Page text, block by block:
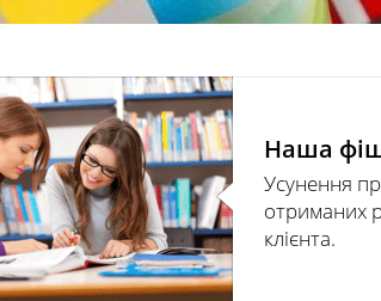
в отриманих
клієнта.
Наша
Усунення
отриманих
клієнта.